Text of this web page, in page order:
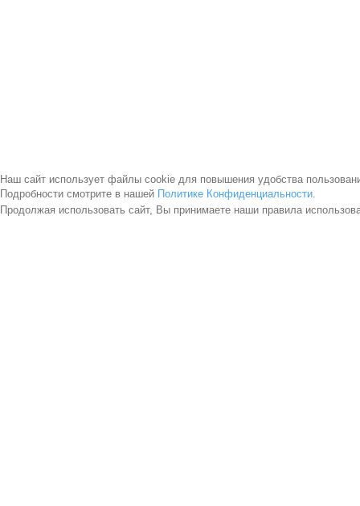
Наш сайт использует файлы cookie для повышения удобства
Подробности смотрите в нашей Политике Конфиденциальности.
Продолжая использовать сайт, Вы принимаете наши правила